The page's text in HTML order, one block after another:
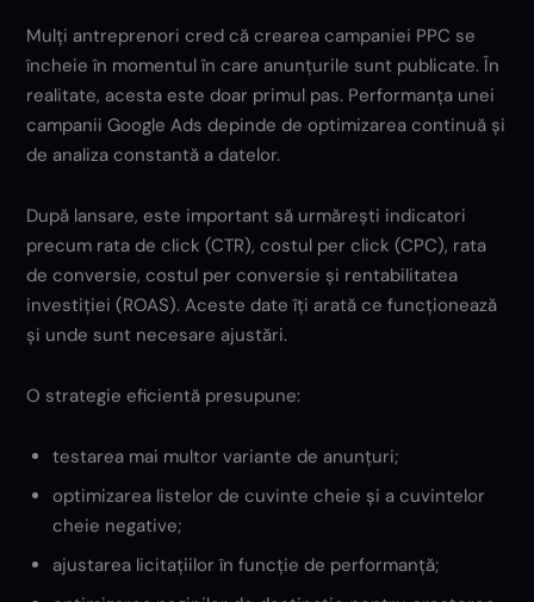
Mulți antreprenori cred că crearea campaniei PPC se
încheie în momentul în care anunțurile sunt publicate. În
realitate, acesta este doar primul pas. Performanța unei
campanii Google Ads depinde de optimizarea continuă și
de analiza constantă a datelor.
După lansare, este important să urmărești indicatori
precum rata de click (CTR), costul per click (CPC), rata
de conversie, costul per conversie și rentabilitatea
investiției (ROAS). Aceste date îți arată ce funcționează
și unde sunt necesare ajustări.
O strategie eficientă presupune:
testarea mai multor variante de anunțuri;
optimizarea listelor de cuvinte cheie și a cuvintelor
cheie negative;
ajustarea licitațiilor în funcție de performanță;